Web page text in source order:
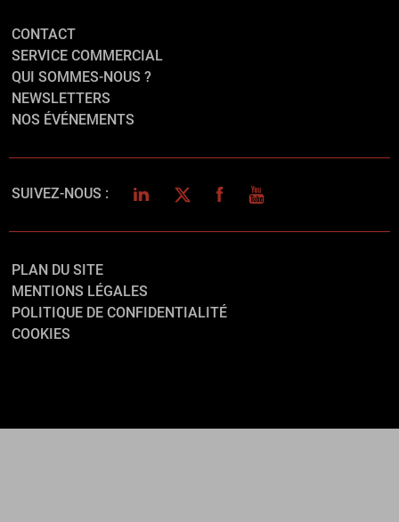
CONTACT
SERVICE COMMERCIAL
QUI SOMMES-NOUS ?
NEWSLETTERS
NOS ÉVÉNEMENTS
SUIVEZ-NOUS : LINKEDINTWITTERFACEBOOK
YOUTUBE
PLAN DU SITE
MENTIONS LÉGALES
POLITIQUE DE CONFIDENTIALITÉ
COOKIES